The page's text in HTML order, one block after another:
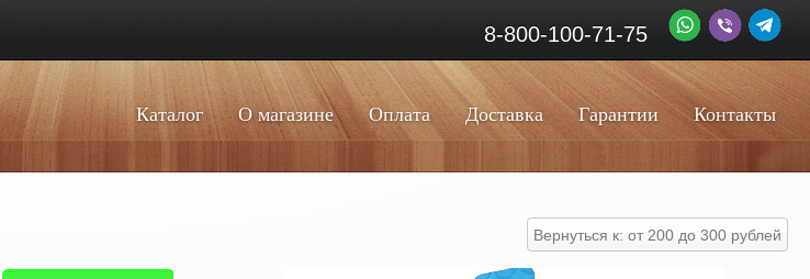
8-800-100-71-75
Каталог О магазине Оплата Доставка Гарантии Контакты
Вернуться к: от 200 до 300 рублей